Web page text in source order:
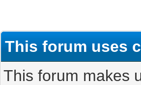
This forum uses
This forum makes